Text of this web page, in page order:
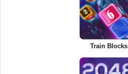
Train Blocks